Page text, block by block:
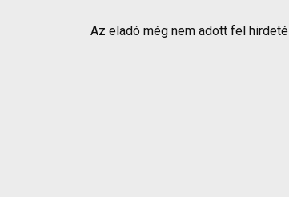
Az eladó még nem adott fel